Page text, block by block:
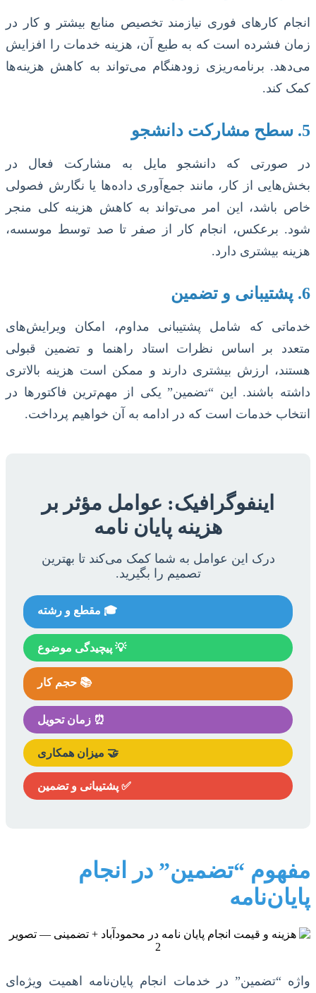
انجام کارهای فوری نیازمند تخصیص منابع بیشتر و کار در
زمان فشرده است که به طبع آن، هزینه خدمات را افزایش
می‌دهد. برنامه‌ریزی زودهنگام می‌تواند به کاهش هزینه‌ها
کمک کند.
5. سطح مشارکت دانشجو
در صورتی که دانشجو مایل به مشارکت فعال در
بخش‌هایی از کار، مانند جمع‌آوری داده‌ها یا نگارش فصولی
خاص باشد، این امر می‌تواند به کاهش هزینه کلی منجر
شود. برعکس، انجام کار از صفر تا صد توسط موسسه،
هزینه بیشتری دارد.
6. پشتیبانی و تضمین
خدماتی که شامل پشتیبانی مداوم، امکان ویرایش‌های
متعدد بر اساس نظرات استاد راهنما و تضمین قبولی
هستند، ارزش بیشتری دارند و ممکن است هزینه بالاتری
داشته باشند. این “تضمین” یکی از مهم‌ترین فاکتورها در
انتخاب خدمات است که در ادامه به آن خواهیم پرداخت.
اینفوگرافیک: عوامل مؤثر بر
هزینه پایان نامه
درک این عوامل به شما کمک می‌کند تا بهترین
تصمیم را بگیرید.
🎓 مقطع و رشته
💡 پیچیدگی موضوع
📚 حجم کار
⏰ زمان تحویل
🤝 میزان همکاری
✅ پشتیبانی و تضمین
مفهوم “تضمین” در انجام
پایان‌نامه
واژه “تضمین” در خدمات انجام پایان‌نامه اهمیت ویژه‌ای